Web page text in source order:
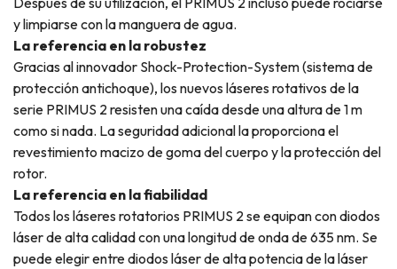
y limpiarse con la manguera de agua.
La referencia en la robustez
Gracias al innovador Shock-Protection-System (sistema de
protección antichoque), los nuevos láseres rotativos de la
serie PRIMUS 2 resisten una caída desde una altura de 1 m
como si nada. La seguridad adicional la proporciona el
revestimiento macizo de goma del cuerpo y la protección del
rotor.
La referencia en la fiabilidad
Todos los láseres rotatorios PRIMUS 2 se equipan con diodos
láser de alta calidad con una longitud de onda de 635 nm. Se
puede elegir entre diodos láser de alta potencia de la láser